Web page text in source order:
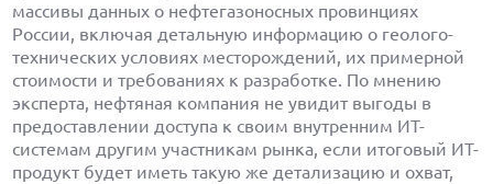
массивы данных о нефтегазоносных провинциях
России, включая детальную информацию о геолого-
технических условиях месторождений, их примерной
стоимости и требованиях к разработке. По мнению
эксперта, нефтяная компания не увидит выгоды в
предоставлении доступа к своим внутренним ИТ-
системам другим участникам рынка, если итоговый ИТ-
продукт будет иметь такую же детализацию и охват,